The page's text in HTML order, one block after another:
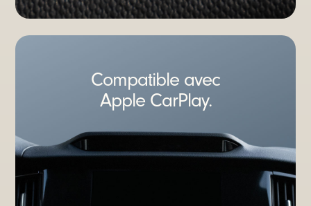
Compatible avec
Apple CarPlay.